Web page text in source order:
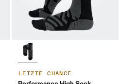
LETZTE CHANCE